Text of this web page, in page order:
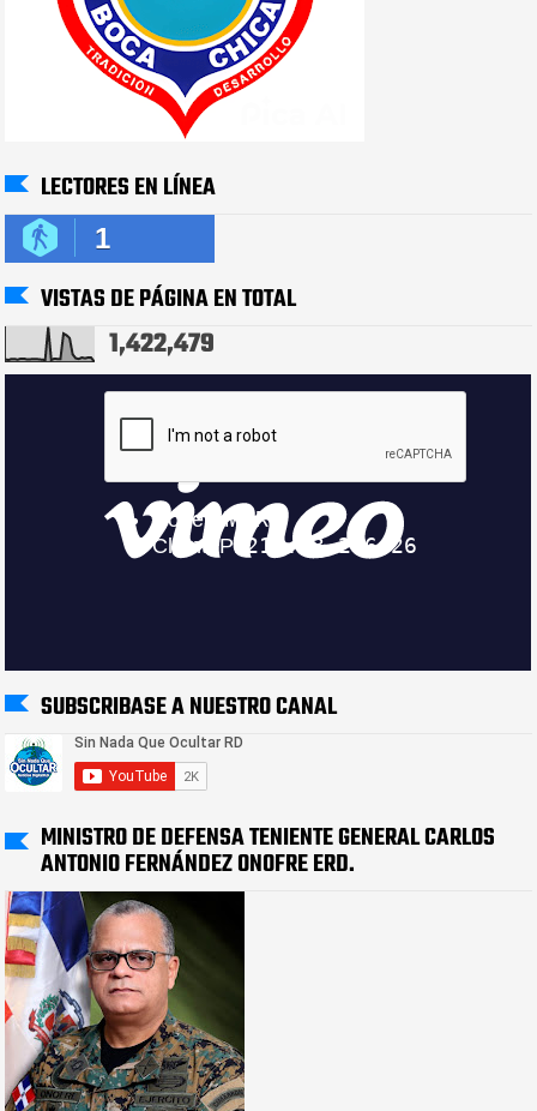
LECTORES EN LÍNEA
1
VISTAS DE PÁGINA EN TOTAL
1,422,479
SUBSCRIBASE A NUESTRO CANAL
MINISTRO DE DEFENSA TENIENTE GENERAL CARLOS
ANTONIO FERNÁNDEZ ONOFRE ERD.